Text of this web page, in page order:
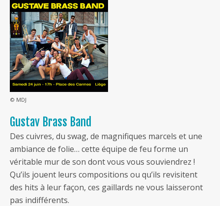
© MDJ
Gustav Brass Band
Des cuivres, du swag, de magnifiques marcels et une
ambiance de folie… cette équipe de feu forme un
véritable mur de son dont vous vous souviendrez !
Qu’ils jouent leurs compositions ou qu’ils revisitent
des hits à leur façon, ces gaillards ne vous laisseront
pas indifférents.